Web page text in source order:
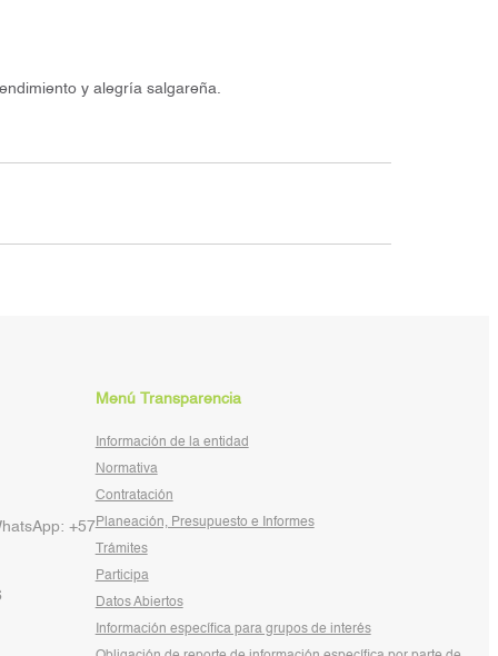
y alegría salgareña.
+57
Menú Transparencia
Información de la entidad
Normativa
Contratación
Planeación, Presupuesto e Informes
Trámites
Participa
Datos Abiertos
Información específica para grupos de interés